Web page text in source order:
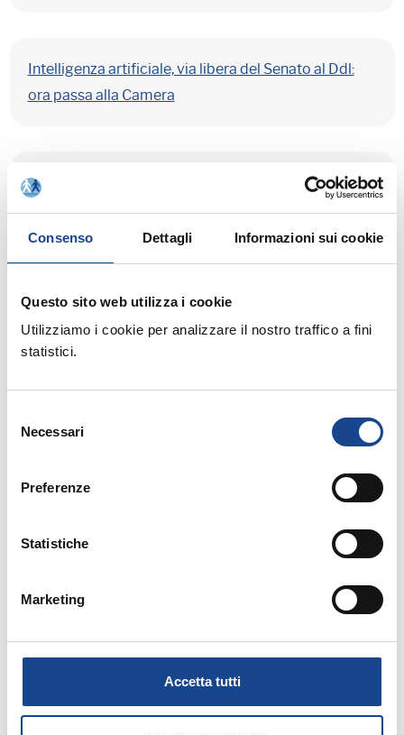
Consenso Dettagli Informazioni sui cookie
Questo sito web utilizza i cookie
Utilizziamo i cookie per analizzare il nostro traffico a fini
statistici.
delNecessari
Preferenze
Statistiche
Marketing
Accetta tutti
Intelligenza artificiale, via libera del Senato al Ddl:
ora passa alla Camera
Sentenza storica della Corte Suprema polacca per
le persone transgender
Corte Costituzionale: l'esclusione dei single
dall'adozione di minori stranieri è incostituzionale
dell'ANSC per una Pubblica Amministrazione più
Italia: eccellenza in Europa nell'Implementazione
Nuove regole per i Dirigenti pubblici: triplo esame
per accedere al ruolo definitivo